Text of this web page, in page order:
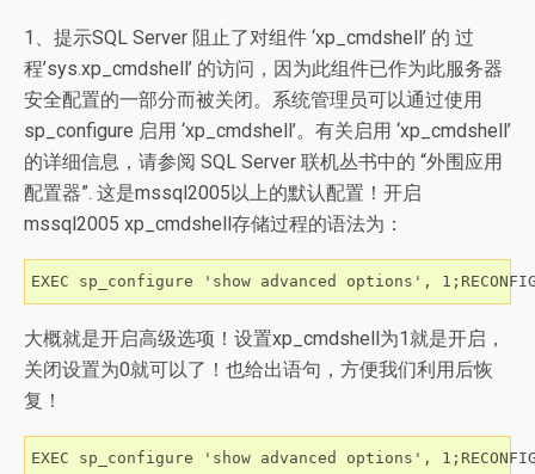
1、提示SQL Server 阻止了对组件 ‘xp_cmdshell’ 的 过
程’sys.xp_cmdshell’ 的访问，因为此组件已作为此服务器
安全配置的一部分而被关闭。系统管理员可以通过使用
sp_configure 启用 ‘xp_cmdshell’。有关启用 ‘xp_cmdshell’
的详细信息，请参阅 SQL Server 联机丛书中的 “外围应用
配置器”. 这是mssql2005以上的默认配置！开启
mssql2005 xp_cmdshell存储过程的语法为：
EXEC sp_configure 'show advanced options',
大概就是开启高级选项！设置xp_cmdshell为1就是开启，
关闭设置为0就可以了！也给出语句，方便我们利用后恢
复！
EXEC sp_configure 'show advanced options',